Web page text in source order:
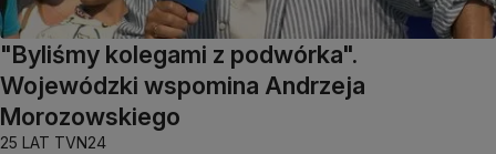
"Byliśmy kolegami z podwórka".
Wojewódzki wspomina Andrzeja
Morozowskiego
25 LAT TVN24